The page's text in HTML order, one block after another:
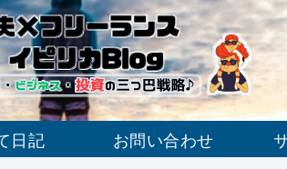
日記 お問い合わせ